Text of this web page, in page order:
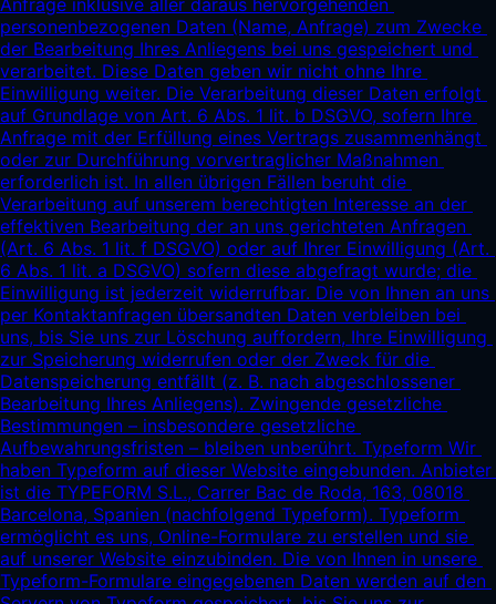
personenbezogenen Daten (Name, Anfrage) zum Zwecke
der Bearbeitung Ihres Anliegens bei uns gespeichert und
verarbeitet. Diese Daten geben wir nicht ohne Ihre
Einwilligung weiter. Die Verarbeitung dieser Daten erfolgt
auf Grundlage von Art. 6 Abs. 1 lit. b DSGVO, sofern Ihre
Anfrage mit der Erfüllung eines Vertrags zusammenhängt
oder zur Durchführung vorvertraglicher Maßnahmen
erforderlich ist. In allen übrigen Fällen beruht die
Verarbeitung auf unserem berechtigten Interesse an der
effektiven Bearbeitung der an uns gerichteten Anfragen
(Art. 6 Abs. 1 lit. f DSGVO) oder auf Ihrer Einwilligung (Art.
6 Abs. 1 lit. a DSGVO) sofern diese abgefragt wurde; die
Einwilligung ist jederzeit widerrufbar. Die von Ihnen an uns
per Kontaktanfragen übersandten Daten verbleiben bei
uns, bis Sie uns zur Löschung auffordern, Ihre Einwilligung
zur Speicherung widerrufen oder der Zweck für die
Datenspeicherung entfällt (z. B. nach abgeschlossener
Bearbeitung Ihres Anliegens). Zwingende gesetzliche
Bestimmungen – insbesondere gesetzliche
Aufbewahrungsfristen – bleiben unberührt. Typeform Wir
haben Typeform auf dieser Website eingebunden. Anbieter
ist die TYPEFORM S.L., Carrer Bac de Roda, 163, 08018
Barcelona, Spanien (nachfolgend Typeform). Typeform
ermöglicht es uns, Online-Formulare zu erstellen und sie
auf unserer Website einzubinden. Die von Ihnen in unsere
Typeform-Formulare eingegebenen Daten werden auf den